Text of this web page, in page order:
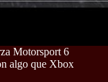
Motorsport 6
algo que Xbox